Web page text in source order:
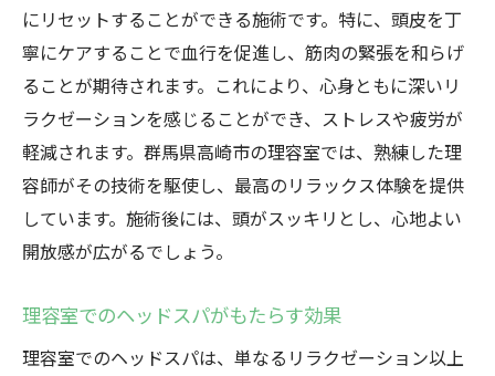
にリセットすることができる施術です。特に、頭皮を丁
寧にケアすることで血行を促進し、筋肉の緊張を和らげ
ることが期待されます。これにより、心身ともに深いリ
ラクゼーションを感じることができ、ストレスや疲労が
軽減されます。群馬県高崎市の理容室では、熟練した理
容師がその技術を駆使し、最高のリラックス体験を提供
しています。施術後には、頭がスッキリとし、心地よい
開放感が広がるでしょう。
理容室でのヘッドスパがもたらす効果
理容室でのヘッドスパは、単なるリラクゼーション以上